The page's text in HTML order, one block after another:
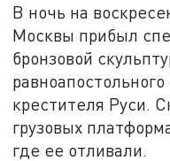
В ночь на
Москвы прибыл
бронзовой
крестителя Руси.
грузовых
где ее отливали.